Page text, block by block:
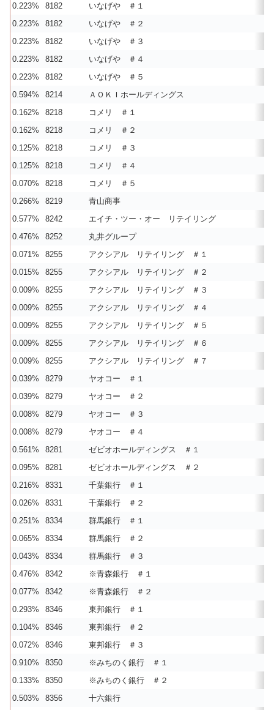
0.223%
8182
いなげや ＃１
0.223%
8182
いなげや ＃２
0.223%
8182
いなげや ＃３
0.223%
8182
いなげや ＃４
0.223%
8182
いなげや ＃５
0.594%
8214
ＡＯＫＩホールディングス
0.162%
8218
コメリ ＃１
0.162%
8218
コメリ ＃２
0.125%
8218
コメリ ＃３
0.125%
8218
コメリ ＃４
0.070%
8218
コメリ ＃５
0.266%
8219
青山商事
0.577%
8242
エイチ・ツー・オー リテイリング
0.476%
8252
丸井グループ
0.071%
8255
アクシアル リテイリング ＃１
0.015%
8255
アクシアル リテイリング ＃２
0.009%
8255
アクシアル リテイリング ＃３
0.009%
8255
アクシアル リテイリング ＃４
0.009%
8255
アクシアル リテイリング ＃５
0.009%
8255
アクシアル リテイリング ＃６
0.009%
8255
アクシアル リテイリング ＃７
0.039%
8279
ヤオコー ＃１
0.039%
8279
ヤオコー ＃２
0.008%
8279
ヤオコー ＃３
0.008%
8279
ヤオコー ＃４
0.561%
8281
ゼビオホールディングス ＃１
0.095%
8281
ゼビオホールディングス ＃２
0.216%
8331
千葉銀行 ＃１
0.026%
8331
千葉銀行 ＃２
0.251%
8334
群馬銀行 ＃１
0.065%
8334
群馬銀行 ＃２
0.043%
8334
群馬銀行 ＃３
0.476%
8342
※青森銀行 ＃１
0.077%
8342
※青森銀行 ＃２
0.293%
8346
東邦銀行 ＃１
0.104%
8346
東邦銀行 ＃２
0.072%
8346
東邦銀行 ＃３
0.910%
8350
※みちのく銀行 ＃１
0.133%
8350
※みちのく銀行 ＃２
0.503%
8356
十六銀行